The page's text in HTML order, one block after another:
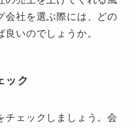
会社を選ぶ際には、どの
いのでしょうか。
ック
チェックしましょう。会